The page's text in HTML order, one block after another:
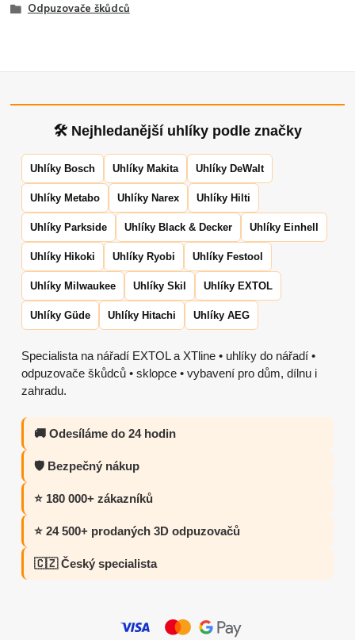
Odpuzovače škůdců
🛠 Nejhledanější uhlíky podle značky
Uhlíky Bosch Uhlíky Makita Uhlíky DeWalt
Uhlíky Metabo Uhlíky Narex Uhlíky Hilti
Uhlíky Parkside Uhlíky Black & Decker Uhlíky Einhell
Uhlíky Hikoki Uhlíky Ryobi Uhlíky Festool
Uhlíky Milwaukee Uhlíky Skil Uhlíky EXTOL
Uhlíky Güde Uhlíky Hitachi Uhlíky AEG
Specialista na nářadí EXTOL a XTline • uhlíky do nářadí •
odpuzovače škůdců • sklopce • vybavení pro dům, dílnu i
zahradu.
🚚 Odesíláme do 24 hodin
🛡️ Bezpečný nákup
⭐ 180 000+ zákazníků
⭐ 24 500+ prodaných 3D odpuzovačů
🇨🇿 Český specialista